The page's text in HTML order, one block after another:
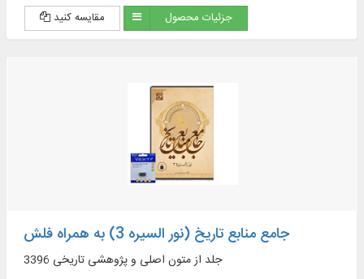
مقایسه کنید جزئیات محصول
جامع منابع تاریخ (نور السیره 3) به همراه فلش
3396 جلد از متون اصلی و پژوهشی تاریخی